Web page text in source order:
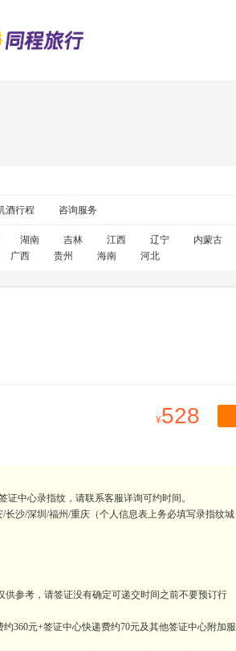
酒行程 咨询服务
湖南 吉林 江西 辽宁 内蒙古
广西 贵州 海南 河北
528
中心录指纹，请联系客服详询可约时间。
沙/深圳/福州/重庆（个人信息表上务必填写录指纹城
参考，请签证没有确定可递交时间之前不要预订行
360元+签证中心快递费约70元及其他签证中心附加服